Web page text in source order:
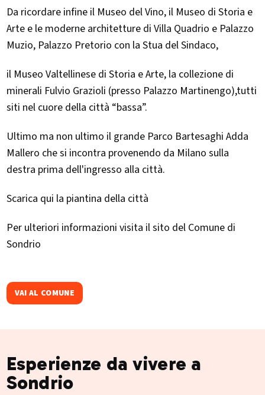
Da ricordare infine il Museo del Vino, il Museo di Storia e
Arte e le moderne architetture di Villa Quadrio e Palazzo
Muzio, Palazzo Pretorio con la Stua del Sindaco,
il Museo Valtellinese di Storia e Arte, la collezione di
minerali Fulvio Grazioli (presso Palazzo Martinengo),tutti
siti nel cuore della città “bassa”.
Ultimo ma non ultimo il grande Parco Bartesaghi Adda
Mallero che si incontra provenendo da Milano sulla
destra prima dell'ingresso alla città.
Scarica qui la piantina della città
Per ulteriori informazioni visita il sito del Comune di
Sondrio
VAI AL COMUNE
Esperienze da vivere a
Sondrio